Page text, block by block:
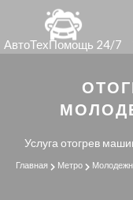
АвтоТехПомощь 24/7
Услуга отогрев
Главная Метро